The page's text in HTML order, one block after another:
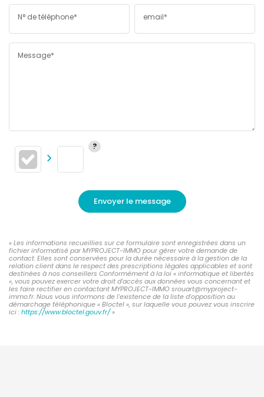
N° de téléphone* email*
Message*
Envoyer le message
« Les informations recueillies sur ce formulaire sont enregistrées dans un
fichier informatisé par MYPROJECT-IMMO pour gérer votre demande de
contact. Elles sont conservées pour la durée nécessaire à la gestion de la
relation client dans le respect des prescriptions légales applicables et sont
destinées à nos conseillers Conformément à la loi « informatique et libertés
», vous pouvez exercer votre droit d'accès aux données vous concernant et
les faire rectifier en contactant MYPROJECT-IMMO srouart@myproject-
immo.fr. Nous vous informons de l'existence de la liste d'opposition au
démarchage téléphonique « Bloctel », sur laquelle vous pouvez vous inscrire
ici : https://www.bloctel.gouv.fr/»